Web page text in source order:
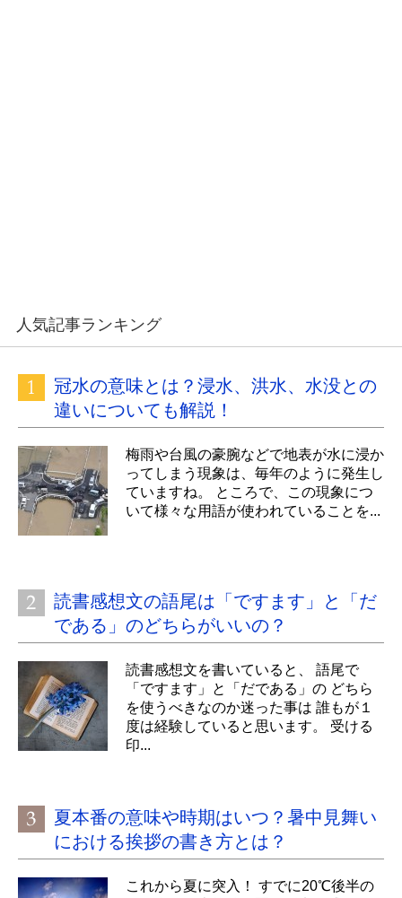
人気記事ランキング
冠水の意味とは？浸水、洪水、水没との
違いについても解説！
梅雨や台風の豪腕などで地表が水に浸か
ってしまう現象は、毎年のように発生し
ていますね。 ところで、この現象につ
いて様々な用語が使われていることを...
読書感想文の語尾は「ですます」と「だ
である」のどちらがいいの？
読書感想文を書いていると、 語尾で
「ですます」と「だである」の どちら
を使うべきなのか迷った事は 誰もが１
度は経験していると思います。 受ける
印...
夏本番の意味や時期はいつ？暑中見舞い
における挨拶の書き方とは？
これから夏に突入！ すでに20℃後半の